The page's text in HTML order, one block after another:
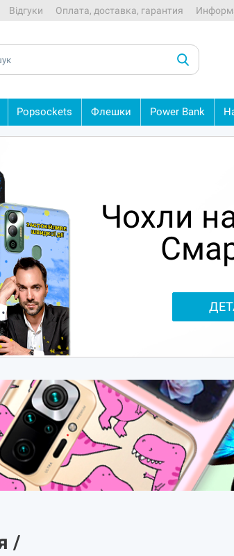
Відгуки Оплата, доставка, гарантия
Popsockets Флешки Power Bank
Чохли
/